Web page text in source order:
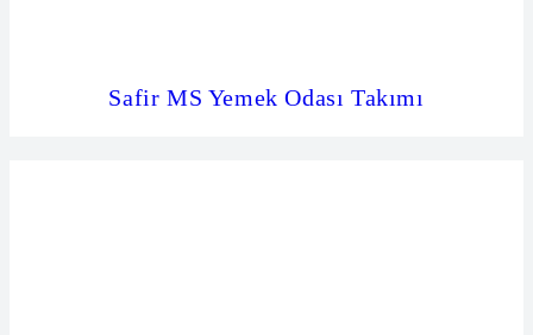
Safir MS Yemek Odası Takımı